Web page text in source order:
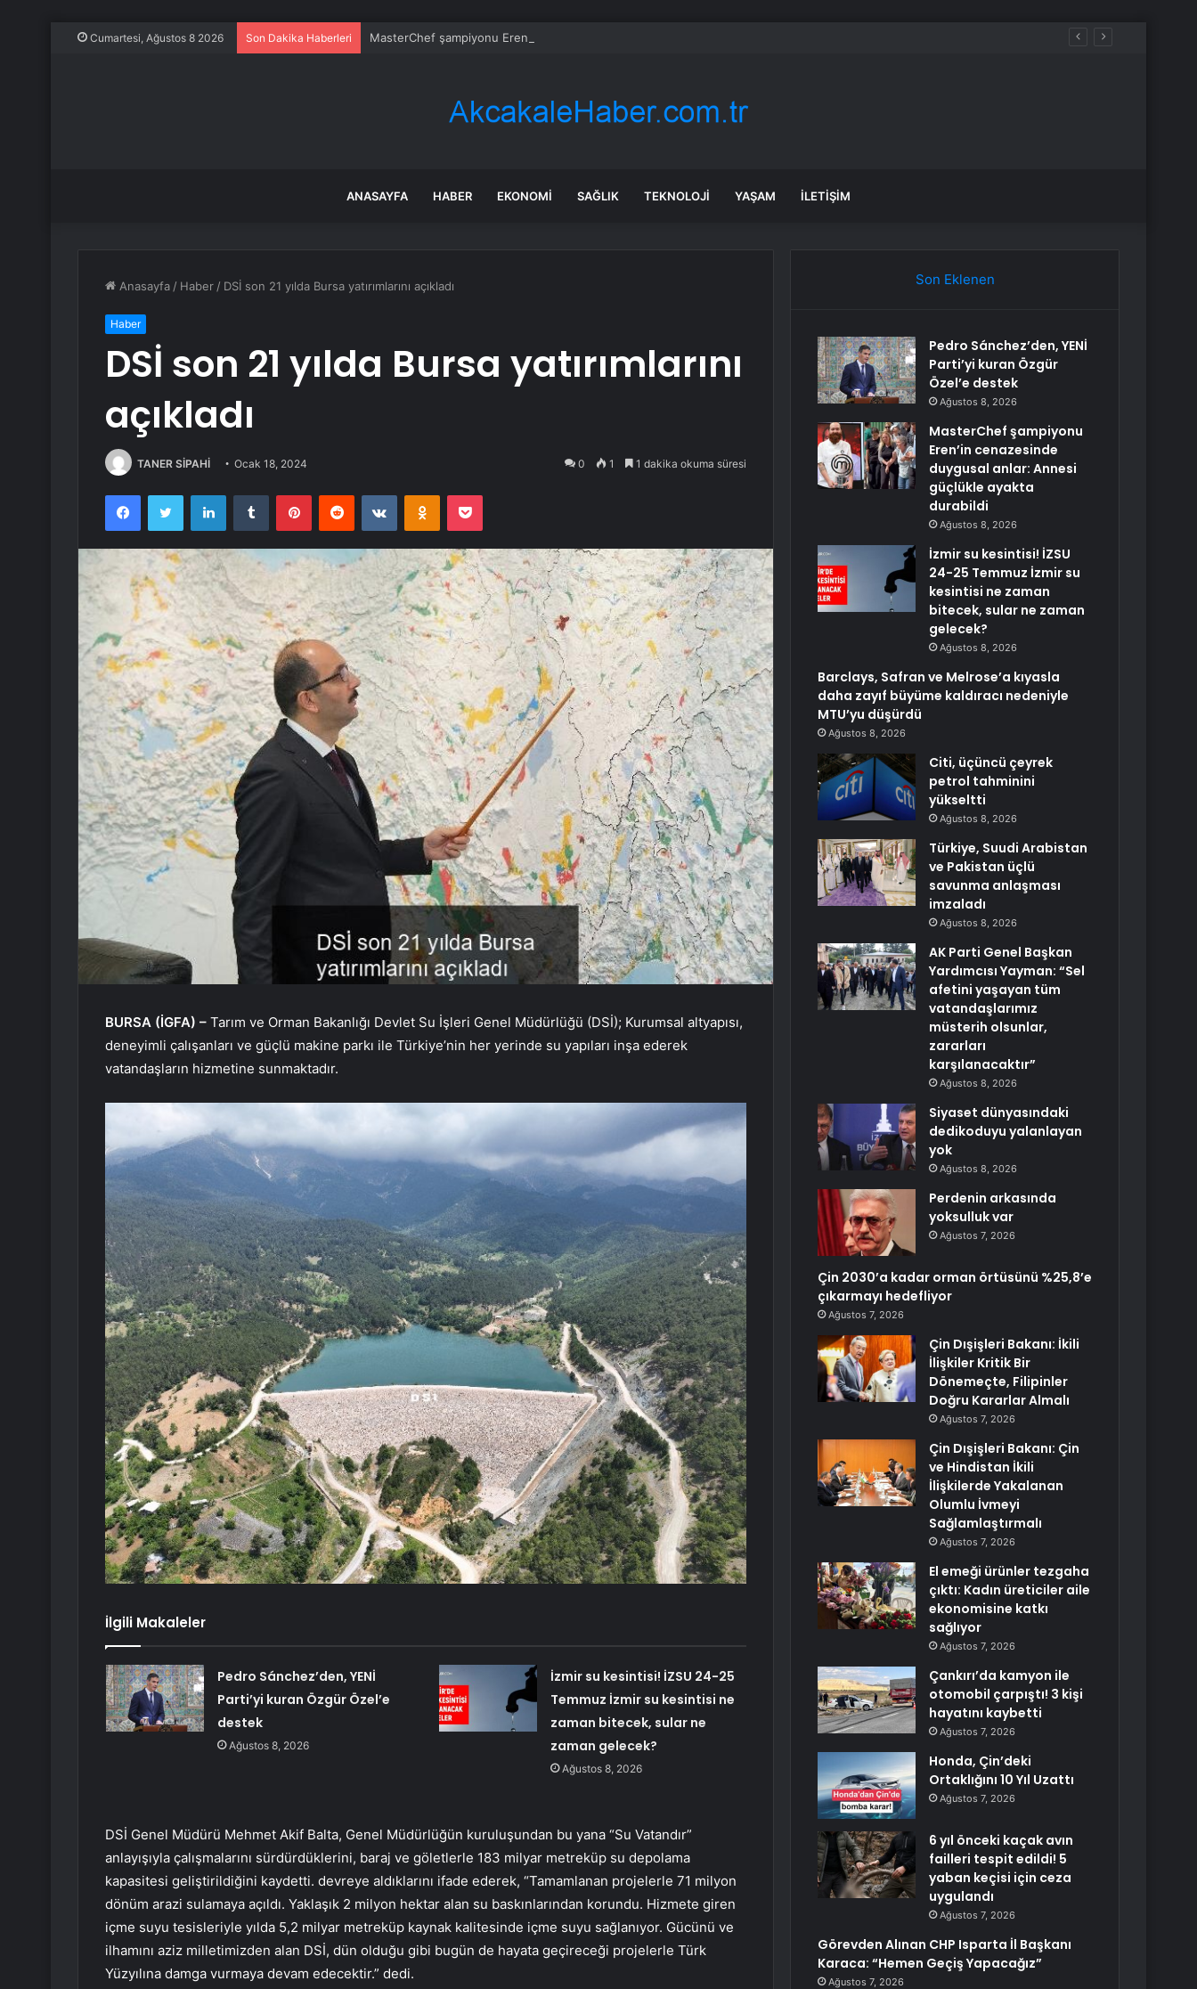
Cumartesi, Ağustos 8 2026 Son Dakika Haberleri MasterChef şampiyonu Eren’in cenazesinde duygusal anlar: Annesi güçlükle ayakta durabildi
ANASAYFA HABER EKONOMI SAĞLIK TEKNOLOJI YAŞAM İLETIŞIM
Anasayfa / Haber / DSİ son 21 yılda Bursa yatırımlarını açıkladı
Haber
DSİ son 21 yılda Bursa yatırımlarını
açıkladı
TANER SİPAHİ Ocak 18, 2024 0 1 1 dakika okuma süresi
FacebookTwitter LinkedInTumblr PinterestReddit VKontakteOdnoklassniki
Pocket
BURSA (İGFA) – Tarım ve Orman Bakanlığı Devlet Su İşleri Genel Müdürlüğü (DSİ); Kurumsal altyapısı,
deneyimli çalışanları ve güçlü makine parkı ile Türkiye’nin her yerinde su yapıları inşa ederek
vatandaşların hizmetine sunmaktadır.
İlgili Makaleler
Pedro Sánchez’den, YENİ
Parti’yi kuran Özgür Özel’e
destek
Ağustos 8, 2026
İzmir su kesintisi! İZSU 24-25
Temmuz İzmir su kesintisi ne
zaman bitecek, sular ne
zaman gelecek?
Ağustos 8, 2026
DSİ Genel Müdürü Mehmet Akif Balta, Genel Müdürlüğün kuruluşundan bu yana “Su Vatandır”
anlayışıyla çalışmalarını sürdürdüklerini, baraj ve göletlerle 183 milyar metreküp su depolama
kapasitesi geliştirildiğini kaydetti. devreye aldıklarını ifade ederek, “Tamamlanan projelerle 71 milyon
dönüm arazi sulamaya açıldı. Yaklaşık 2 milyon hektar alan su baskınlarından korundu. Hizmete giren
içme suyu tesisleriyle yılda 5,2 milyar metreküp kaynak kalitesinde içme suyu sağlanıyor. Gücünü ve
ilhamını aziz milletimizden alan DSİ, dün olduğu gibi bugün de hayata geçireceği projelerle Türk
Yüzyılına damga vurmaya devam edecektir.” dedi.
Son Eklenen
Pedro Sánchez’den, YENİ
Parti’yi kuran Özgür
Özel’e destek
Ağustos 8, 2026
MasterChef şampiyonu
Eren’in cenazesinde
duygusal anlar: Annesi
güçlükle ayakta
durabildi
Ağustos 8, 2026
İzmir su kesintisi! İZSU
24-25 Temmuz İzmir su
kesintisi ne zaman
bitecek, sular ne zaman
gelecek?
Ağustos 8, 2026
Barclays, Safran ve Melrose’a kıyasla
daha zayıf büyüme kaldıracı nedeniyle
MTU’yu düşürdü
Ağustos 8, 2026
Citi, üçüncü çeyrek
petrol tahminini
yükseltti
Ağustos 8, 2026
Türkiye, Suudi Arabistan
ve Pakistan üçlü
savunma anlaşması
imzaladı
Ağustos 8, 2026
AK Parti Genel Başkan
Yardımcısı Yayman: “Sel
afetini yaşayan tüm
vatandaşlarımız
müsterih olsunlar,
zararları
karşılanacaktır”
Ağustos 8, 2026
Siyaset dünyasındaki
dedikoduyu yalanlayan
yok
Ağustos 8, 2026
Perdenin arkasında
yoksulluk var
Ağustos 7, 2026
Çin 2030’a kadar orman örtüsünü %25,8’e
çıkarmayı hedefliyor
Ağustos 7, 2026
Çin Dışişleri Bakanı: İkili
İlişkiler Kritik Bir
Dönemeçte, Filipinler
Doğru Kararlar Almalı
Ağustos 7, 2026
Çin Dışişleri Bakanı: Çin
ve Hindistan İkili
İlişkilerde Yakalanan
Olumlu İvmeyi
Sağlamlaştırmalı
Ağustos 7, 2026
El emeği ürünler tezgaha
çıktı: Kadın üreticiler aile
ekonomisine katkı
sağlıyor
Ağustos 7, 2026
Çankırı’da kamyon ile
otomobil çarpıştı! 3 kişi
hayatını kaybetti
Ağustos 7, 2026
Honda, Çin’deki
Ortaklığını 10 Yıl Uzattı
Ağustos 7, 2026
6 yıl önceki kaçak avın
failleri tespit edildi! 5
yaban keçisi için ceza
uygulandı
Ağustos 7, 2026
Görevden Alınan CHP Isparta İl Başkanı
Karaca: “Hemen Geçiş Yapacağız”
Ağustos 7, 2026